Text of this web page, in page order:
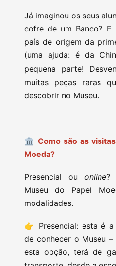
Já imaginou os seus
cofre de um Banco?
país de origem da
(uma ajuda: é da
pequena parte!
muitas peças raras
descobrir no Museu.
🏛 Como são as
Moeda?
Presencial ouonline?
Museu do Papel
modalidades.
👉 Presencial: esta é
de conhecer o Museu
esta opção, terá de